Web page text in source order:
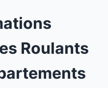
Roulants